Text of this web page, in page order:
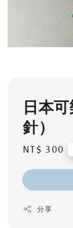
日本
針）
Regular
NT$ 300
分享